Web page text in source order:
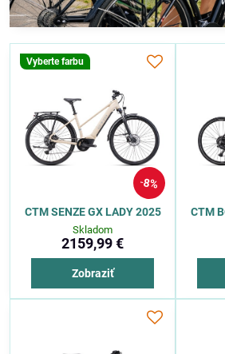
8%
Vyberte farbu
CTM SENZE GX LADY 2025
Skladom
2159,99 €
Zobraziť
CTM